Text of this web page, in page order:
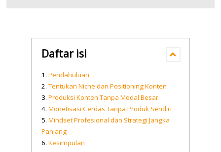
Daftar isi
Pendahuluan
Tentukan Niche dan Positioning Konten
Produksi Konten Tanpa Modal Besar
Monetisasi Cerdas Tanpa Produk Sendiri
Mindset Profesional dan Strategi Jangka
Panjang
Kesimpulan